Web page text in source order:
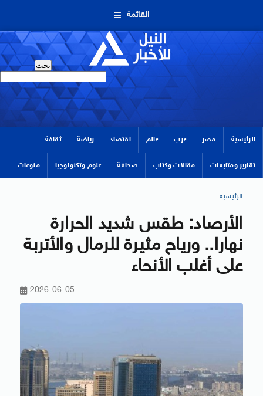
القائمة
الرئيسية مصر عرب عالم اقتصاد رياضة ثقافة
تقارير ومتابعات مقالات وكتاب صحافة علوم وتكنولوجيا منوعات
الرئيسية
الأرصاد: طقس شديد الحرارة
نهارا.. ورياح مثيرة للرمال والأتربة
على أغلب الأنحاء
2026-06-05